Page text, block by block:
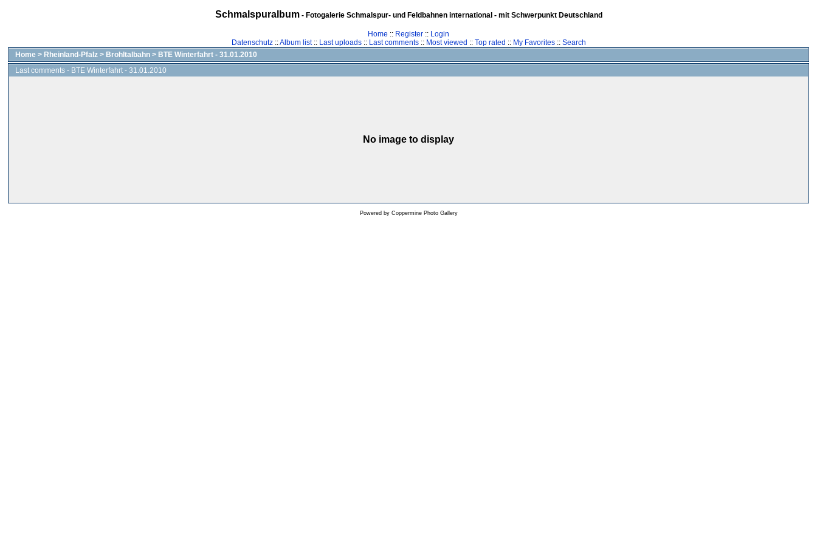
Schmalspuralbum- Fotogalerie Schmalspur- und Feldbahnen international - mit Schwerpunkt Deutschland
Home :: Register :: Login
Datenschutz::Album list:: Last uploads:: Last comments:: Most viewed :: Top rated :: My Favorites:: Search
Home > Rheinland-Pfalz > Brohltalbahn > BTE Winterfahrt - 31.01.2010
Last comments - BTE Winterfahrt - 31.01.2010
No image to display
Powered by Coppermine Photo Gallery